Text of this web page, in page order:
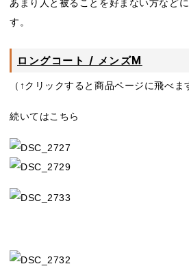
あまり人と被ることを好まない方など
す。
ロングコート / メンズM
（↑クリックすると商品ページに飛べま
続いてはこちら